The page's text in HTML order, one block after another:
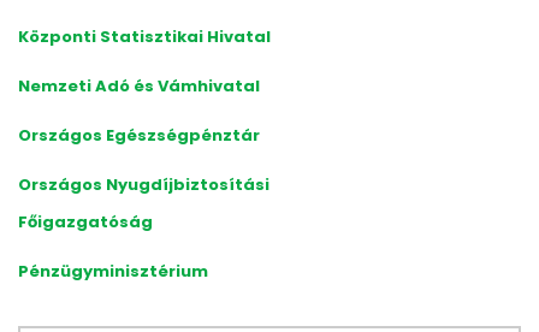
Központi Statisztikai Hivatal
Nemzeti Adó és Vámhivatal
Országos Egészségpénztár
Országos Nyugdíjbiztosítási
Főigazgatóság
Pénzügyminisztérium